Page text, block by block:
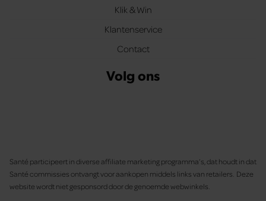
Klik & Win
Klantenservice
Contact
Volg ons
Santé participeert in diverse affiliate marketing programma’s, dat houdt in dat
Santé commissies ontvangt voor aankopen middels links van retailers. Deze
website wordt niet gesponsord door de genoemde webwinkels.